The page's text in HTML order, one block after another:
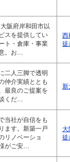
阪府岸和田市以
スを提供してい
ト・倉庫・事業
。お…
西
徒
二人三脚で透明
仲介実績ととも
最良のご提案を
くだ…
新
当社が自信をも
ます。新築一戸
リノベーショ
がご安…
大
徒